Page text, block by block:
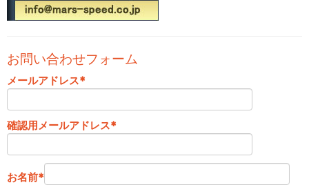
お問い合わせフォーム
メールアドレス*
確認用メールアドレス*
お名前*